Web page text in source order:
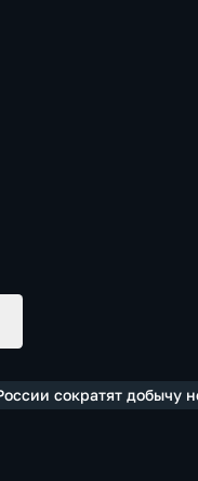
сократят добычу